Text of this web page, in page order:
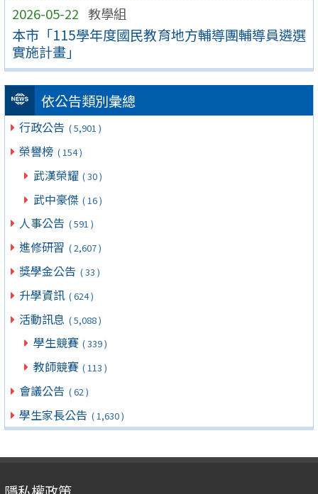
2026-05-22 教學組
本市「115學年度國民教育地方輔導團輔導員遴選
實施計畫」
依公告類別彙總
行政公告 ( 5,901 )
榮譽榜 ( 154 )
武漢榮耀 ( 30 )
武中豪傑 ( 16 )
人事公告 ( 591 )
進修研習 ( 2,607 )
獎學金公告 ( 33 )
升學資訊 ( 624 )
活動訊息 ( 5,088 )
學生競賽 ( 339 )
教師競賽 ( 113 )
會議公告 ( 62 )
學生家長公告 ( 1,630 )